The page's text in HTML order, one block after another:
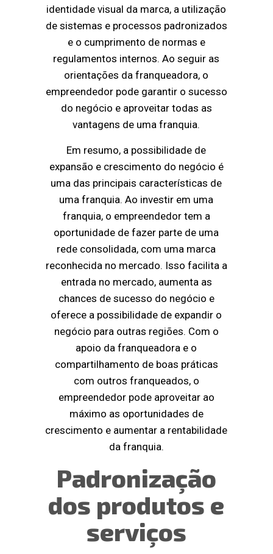
identidade visual da marca, a utilização
de sistemas e processos padronizados
e o cumprimento de normas e
regulamentos internos. Ao seguir as
orientações da franqueadora, o
empreendedor pode garantir o sucesso
do negócio e aproveitar todas as
vantagens de uma franquia.
Em resumo, a possibilidade de
expansão e crescimento do negócio é
uma das principais características de
uma franquia. Ao investir em uma
franquia, o empreendedor tem a
oportunidade de fazer parte de uma
rede consolidada, com uma marca
reconhecida no mercado. Isso facilita a
entrada no mercado, aumenta as
chances de sucesso do negócio e
oferece a possibilidade de expandir o
negócio para outras regiões. Com o
apoio da franqueadora e o
compartilhamento de boas práticas
com outros franqueados, o
empreendedor pode aproveitar ao
máximo as oportunidades de
crescimento e aumentar a rentabilidade
da franquia.
Padronização
dos produtos e
serviços